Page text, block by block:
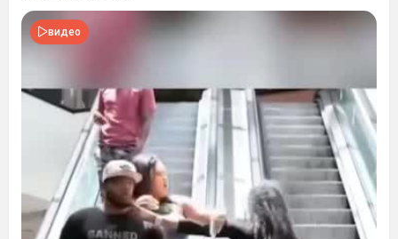
видео